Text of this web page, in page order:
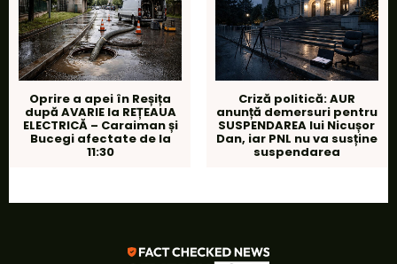
Oprire a apei în Reșița
după AVARIE la REȚEAUA
ELECTRICĂ – Caraiman și
Bucegi afectate de la
11:30
Criză politică: AUR
anunță demersuri pentru
SUSPENDAREA lui Nicușor
Dan, iar PNL nu va susține
suspendarea